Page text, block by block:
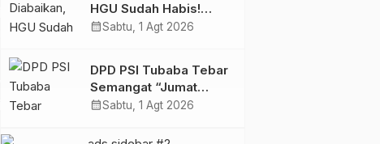
HGU Sudah Habis!
Ratusan Warga Buay
PTPN 1 Regional 7
calendar_monthSabtu, 1 Agt 2026
DPD PSI Tubaba Tebar
Semangat “Jumat
Berkah”, Ratusan
Sambut Antusias
calendar_monthSabtu, 1 Agt 2026